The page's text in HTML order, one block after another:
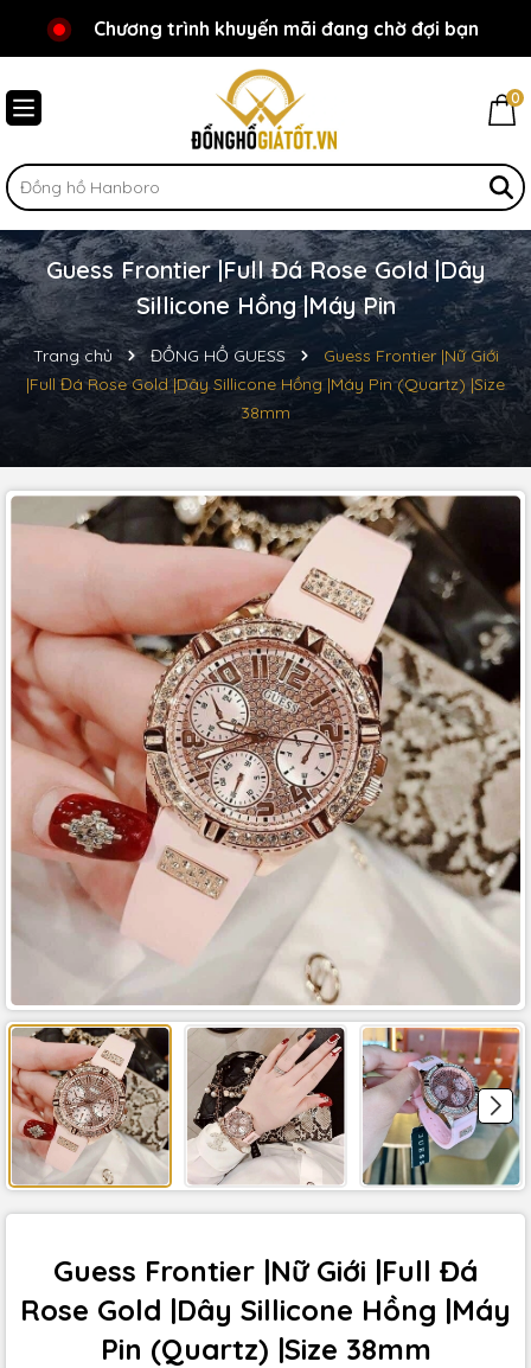
Chào mừng bạn đến với Đồnghồgiátốt.vn!
Chương trình khuyến mãi đang chờ đợi bạn
0
Guess Frontier |Full Đá Rose Gold |Dây
Sillicone Hồng |Máy Pin
Trang chủ ĐỒNG HỒ GUESS
Guess Frontier |Nữ Giới
|Full Đá Rose Gold |Dây Sillicone Hồng |Máy Pin (Quartz) |Size
38mm
Guess Frontier |Nữ Giới |Full Đá
Rose Gold |Dây Sillicone Hồng |Máy
Pin (Quartz) |Size 38mm